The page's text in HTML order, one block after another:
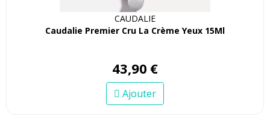
CAUDALIE
Caudalie Premier Cru La Crème Yeux 15Ml
43,90 €
Ajouter